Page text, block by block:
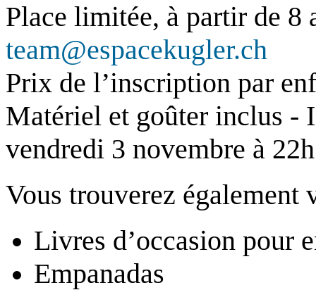
Place limitée, à partir de
team@espacekugler.ch
Prix de l’inscription par
Matériel et goûter inclus -
vendredi 3 novembre à
Vous trouverez également
Livres d’occasion pour
Empanadas